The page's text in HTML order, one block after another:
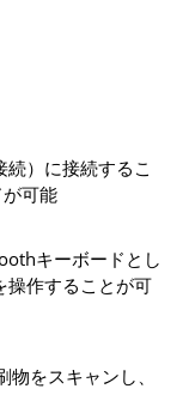
）に接続するこ
可能
キーボードとし
操作することが可
をスキャンし、